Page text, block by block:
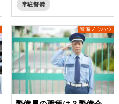
常駐警備
警備ノウハウ